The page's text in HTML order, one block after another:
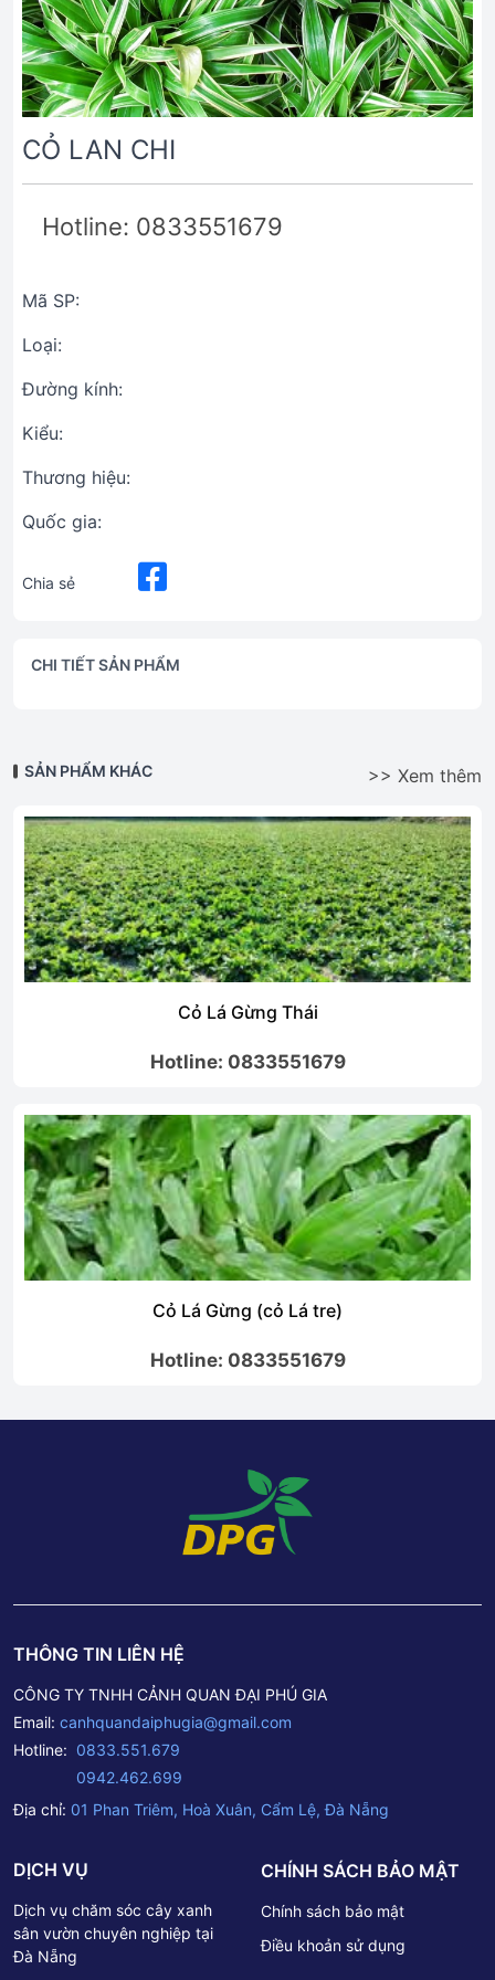
CỎ LAN CHI
Hotline: 0833551679
Mã SP:
Loại:
Đường kính:
Kiểu:
Thương hiệu:
Quốc gia:
Chia sẻ
CHI TIẾT SẢN PHẨM
SẢN PHẨM KHÁC >> Xem thêm
Cỏ Lá Gừng Thái
Hotline: 0833551679
Cỏ Lá Gừng (cỏ Lá tre)
Hotline: 0833551679
THÔNG TIN LIÊN HỆ
CÔNG TY TNHH CẢNH QUAN ĐẠI PHÚ GIA
Email: canhquandaiphugia@gmail.com
Hotline: 0833.551.679
0942.462.699
Địa chỉ: 01 Phan Triêm, Hoà Xuân, Cẩm Lệ, Đà Nẵng
DỊCH VỤ
Dịch vụ chăm sóc cây xanh
sân vườn chuyên nghiệp tại
Đà Nẵng
CHÍNH SÁCH BẢO MẬT
Chính sách bảo mật
Điều khoản sử dụng